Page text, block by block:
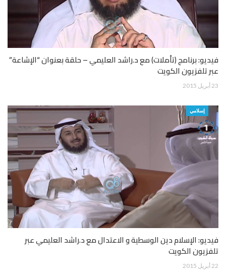
فيديو: برنامج (تأملات) مع د.راشد العليمي – حلقة بعنوان “الإشاعة”
عبر تلفزيون الكويت
23 أبريل 2015
إسلامي
فيديو: الإسلام دين الوسطية و الاعتدال مع د.راشد العليمي عبر
تلفزيون الكويت
22 أبريل 2015